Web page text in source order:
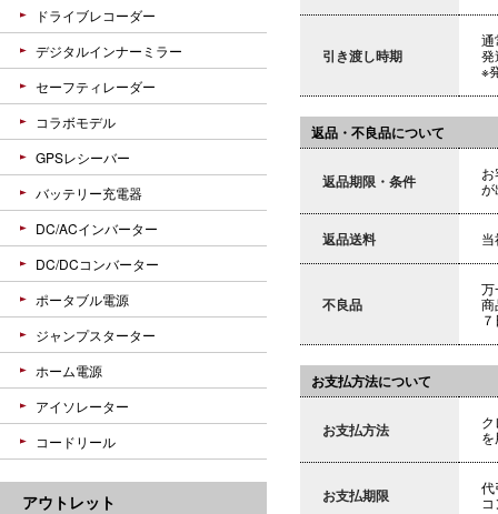
引き渡し時期
通
発
※
返品・不良品について
返品期限・条件
が
返品送料
不良品
万
商
お支払方法について
お支払方法
お支払期限
代
ドライブレコーダー
デジタルインナーミラー
セーフティレーダー
コラボモデル
GPSレシーバー
バッテリー充電器
DC/ACインバーター
DC/DCコンバーター
ポータブル電源
ジャンプスターター
ホーム電源
アイソレーター
コードリール
アウトレット